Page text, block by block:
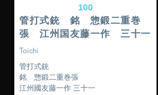
100
管打式銃 銘 惣鍛二重巻
張 江州国友藤一作 三十一
Toichi
管打式銃
銘 惣鍛二重巻張
江州國友藤一作 三十一